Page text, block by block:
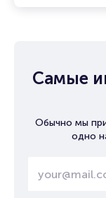
Самые
Обычно мы
одно